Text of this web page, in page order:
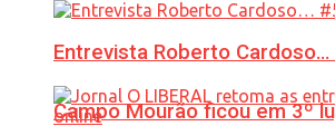
Campo Mourão ficou em 3º
Entrevista Roberto